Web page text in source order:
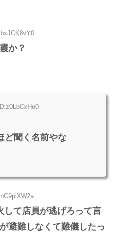
か？
ど聞く名前やな
して店員が逃げろって言
避難しなくて難儀したっ